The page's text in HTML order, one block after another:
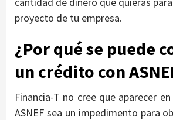
proyecto de tu empresa.
¿Por qué se puede
un crédito con
Financia-T no cree que aparecer
ASNEF sea un impedimento para